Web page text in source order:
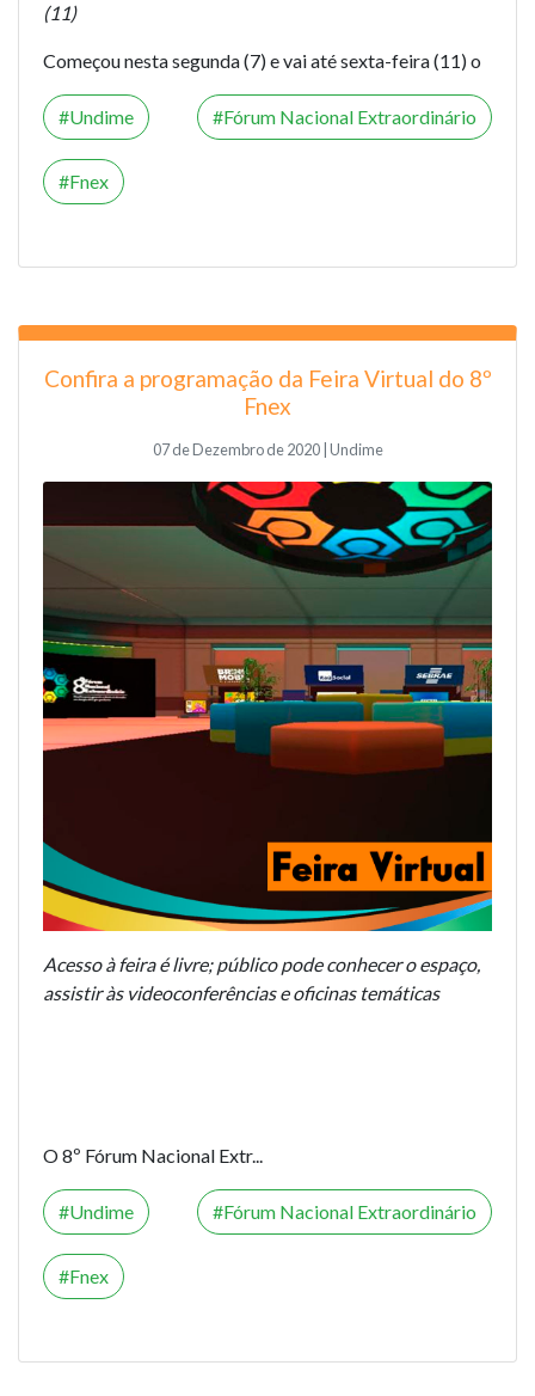
(11)
Começou nesta segunda (7) e vai até sexta-feira (11) o
Undime Fórum Nacional Extraordinário
Fnex
Confira a programação da Feira Virtual do 8º
Fnex
07 de Dezembro de 2020 | Undime
Acesso à feira é livre; público pode conhecer o espaço,
assistir às videoconferências e oficinas temáticas
O 8º Fórum Nacional Extr...
Undime Fórum Nacional Extraordinário
Fnex